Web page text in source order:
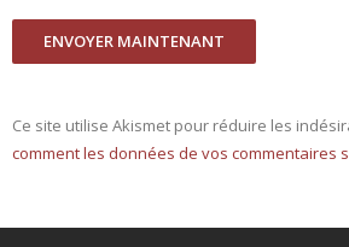
Ce site utilise Akismet pour réduire les
comment les données de vos commentaires